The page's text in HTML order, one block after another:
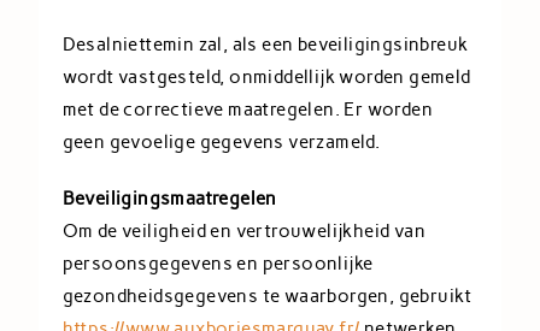
Desalniettemin zal, als een beveiligingsinbreuk
wordt vastgesteld, onmiddellijk worden gemeld
met de correctieve maatregelen. Er worden
geen gevoelige gegevens verzameld.
Beveiligingsmaatregelen
Om de veiligheid en vertrouwelijkheid van
persoonsgegevens en persoonlijke
gezondheidsgegevens te waarborgen, gebruikt